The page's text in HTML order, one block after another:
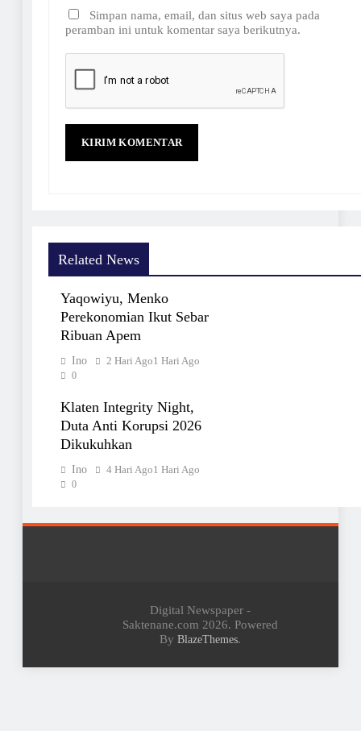
Simpan nama, email, dan situs web saya pada
peramban ini untuk komentar saya berikutnya.
Related News
Yaqowiyu, Menko
Perekonomian Ikut Sebar
Ribuan Apem
Ino 2 Hari Ago1 Hari Ago
0
Klaten Integrity Night,
Duta Anti Korupsi 2026
Dikukuhkan
Ino 4 Hari Ago1 Hari Ago
0
Digital Newspaper -
Saktenane.com 2026. Powered
By BlazeThemes.